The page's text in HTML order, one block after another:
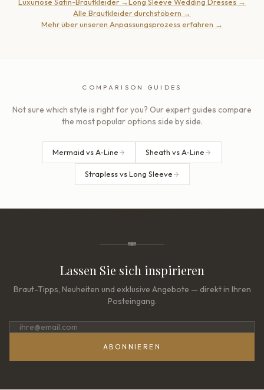
Luxuriöse Satin-Brautkleider →Long Sleeve Wedding Dresses →
Alle Brautkleider durchstöbern →
Mehr über unseren Anpassungsprozess erfahren →
COMPARISON GUIDES
Not sure which style is right for you? Our expert guides compare
the most popular options side by side.
Mermaid vs A-Line Sheath vs A-Line
Strapless vs Long Sleeve
Lassen Sie sich inspirieren
Braut-Tipps, Neuheiten und exklusive Angebote — direkt in Ihren
Posteingang.
ABONNIEREN